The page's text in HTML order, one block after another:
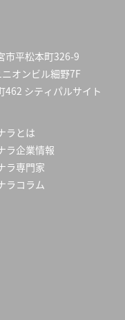
市平松本町326-9
オンビル細野7F
462 シティパルサイト
ラとは
ラ企業情報
ラ専門家
ラコラム